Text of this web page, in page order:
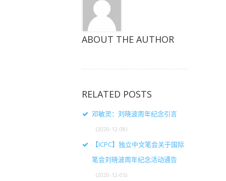
ABOUT THE AUTHOR
RELATED POSTS
邓敏灵：刘晓波周年纪念引言
(2020-12-08)
【ICPC】独立中文笔会关于国际
笔会刘晓波周年纪念活动通告
(2020-12-05)